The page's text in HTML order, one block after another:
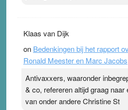
Klaas van Dijk
on Bedenkingen bij het rapport
Ronald Meester en Marc Jacobs
Antivaxxers, waaronder
& co, refereren altijd graag naar
van onder andere Christine St